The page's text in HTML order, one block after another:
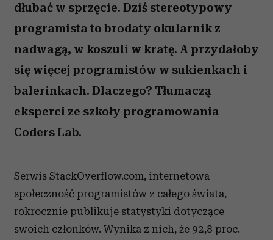
dłubać w sprzęcie. Dziś stereotypowy
programista to brodaty okularnik z
nadwagą, w koszuli w kratę. A przydałoby
się więcej programistów w sukienkach i
balerinkach. Dlaczego? Tłumaczą
eksperci ze szkoły programowania
Coders Lab.
Serwis StackOverflow.com, internetowa
społeczność programistów z całego świata,
rokrocznie publikuje statystyki dotyczące
swoich członków. Wynika z nich, że 92,8 proc.